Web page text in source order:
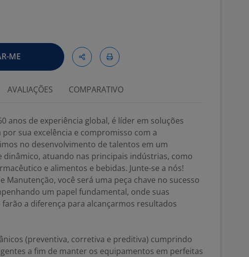
ME
AVALIAÇÕES COMPARATIVO
anos de experiência global, é líder em soluções
sua excelência e compromisso com a
no desenvolvimento de talentos em um
dinâmico, atuando nas principais indústrias, como
e alimentos e bebidas. Junte-se a nós!
Manutenção, você será uma peça chave no sucesso
um papel fundamental, onde suas
a diferença para alcançarmos resultados
(preventiva, corretiva e preditiva) cumprindo
a fim de manter os equipamentos em perfeitas